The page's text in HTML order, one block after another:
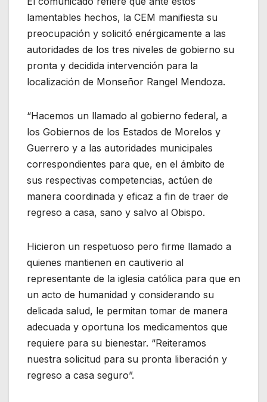
lamentables hechos, la CEM manifiesta su
preocupación y solicitó enérgicamente a las
autoridades de los tres niveles de gobierno su
pronta y decidida intervención para la
localización de Monseñor Rangel Mendoza.
“Hacemos un llamado al gobierno federal, a
los Gobiernos de los Estados de Morelos y
Guerrero y a las autoridades municipales
correspondientes para que, en el ámbito de
sus respectivas competencias, actúen de
manera coordinada y eficaz a fin de traer de
regreso a casa, sano y salvo al Obispo.
Hicieron un respetuoso pero firme llamado a
quienes mantienen en cautiverio al
representante de la iglesia católica para que en
un acto de humanidad y considerando su
delicada salud, le permitan tomar de manera
adecuada y oportuna los medicamentos que
requiere para su bienestar. “Reiteramos
nuestra solicitud para su pronta liberación y
regreso a casa seguro”.